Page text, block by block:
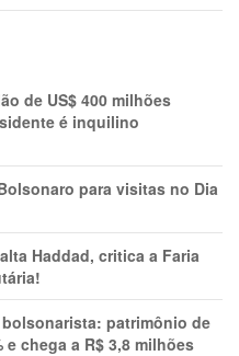
de US$ 400 milhões
é inquilino
para visitas no Dia
Haddad, critica a Faria
patrimônio de
e chega a R$ 3,8 milhões